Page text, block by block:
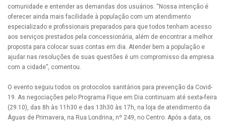
comunidade e entender as demandas dos usuários. “Nossa intenção é
oferecer ainda mais facilidade à população com um atendimento
especializado e profissionais preparados para que todos tenham acesso
aos serviços prestados pela concessionária, além de encontrar a melhor
proposta para colocar suas contas em dia. Atender bem a população e
ajudar nas resoluções de suas questões é um compromisso da empresa
com a cidade”, comentou.
O evento seguiu todos os protocolos sanitários para prevenção da Covid-
19. As negociações pelo Programa Fique em Dia continuam até sexta-feira
(29.10), das 8h às 11h30 e das 13h30 às 17h, na loja de atendimento da
Águas de Primavera, na Rua Londrina, nº 249, no Centro. Após a data, os